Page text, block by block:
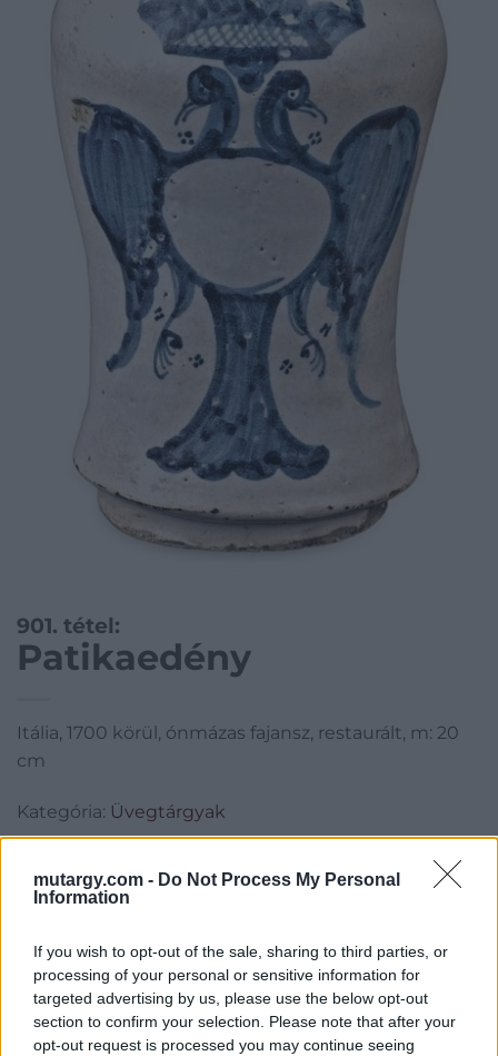
mutargy.com - Do Not Process My Personal
Information
If you wish to opt-out of the sale, sharing to third parties, or
processing of your personal or sensitive information for
targeted advertising by us, please use the below opt-out
section to confirm your selection. Please note that after your
opt-out request is processed you may continue seeing
901. tétel:
Patikaedény
Itália, 1700 körül, ónmázas fajansz, restaurált, m: 20
cm
Kategória: Üvegtárgyak
Kikiáltási ár:120 000Ft
Aukció adatai
Aukció neve: 226. Művészeti tárgyak, ezüstök és ékszerek
Aukció dátuma: 2017.06.01
Aukció ideje: 17:00
Aukció helye: Budapest, Balaton utca 8.